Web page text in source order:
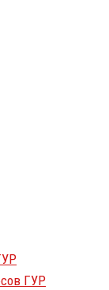
ГУР